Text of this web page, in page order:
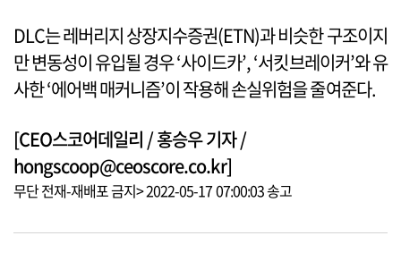
DLC는 레버리지 상장지수증권(ETN)과 비슷한 구조이지
만 변동성이 유입될 경우 ‘사이드카’, ‘서킷브레이커’와 유
사한 ‘에어백 매커니즘’이 작용해 손실위험을 줄여준다.
[CEO스코어데일리 / 홍승우 기자 /
hongscoop@ceoscore.co.kr]
무단 전재-재배포 금지> 2022-05-17 07:00:03 송고